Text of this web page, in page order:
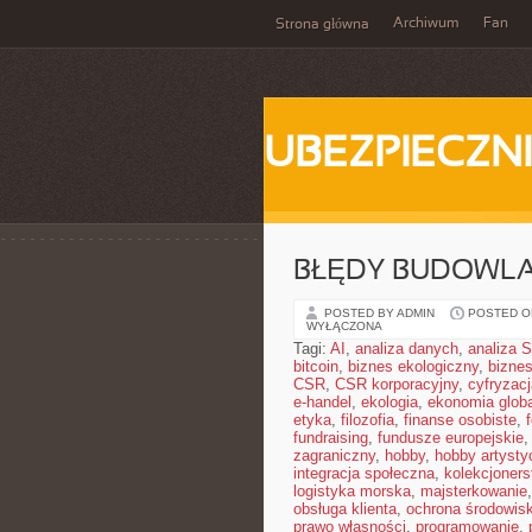
Strona główna Archiwum Fan
BŁĘDY
POSTED BY ADMIN POSTED
WYŁĄCZONA
Tagi: AI , analiza danych, analiza
bitcoin, biznes ekologiczny,
CSR, CSR korporacyjny,
e-handel , ekologia, ekonomia
etyka, filozofia, finanse osobiste,
fundraising, fundusze europejskie,
zagraniczny, hobby, hobby
integracja społeczna,
logistyka morska, majsterkowanie,
obsługa klienta, ochrona
prawo własności, programowanie,